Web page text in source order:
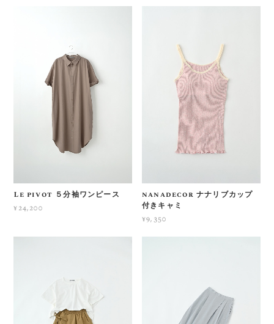
Le pivot ５分袖ワンピース
¥24,200
nanadecor ナナリブカップ
付きキャミ
¥9,350